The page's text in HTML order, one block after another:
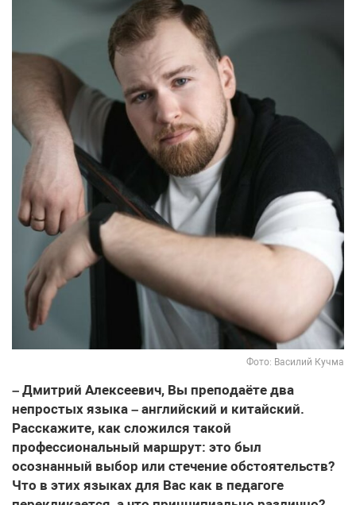
Фото: Василий Кучма
– Дмитрий Алексеевич, Вы преподаёте два
непростых языка – английский и китайский.
Расскажите, как сложился такой
профессиональный маршрут: это был
осознанный выбор или стечение обстоятельств?
Что в этих языках для Вас как в педагоге